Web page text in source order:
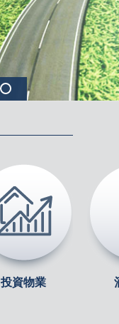
投資物業